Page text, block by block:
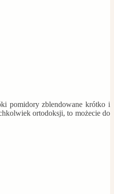
pomidory zblendowane krótko i
ortodoksji, to możecie do